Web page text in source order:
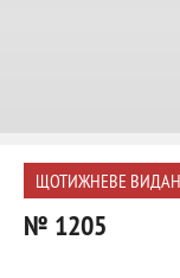
ЩОТИЖНЕВЕ
№ 1205